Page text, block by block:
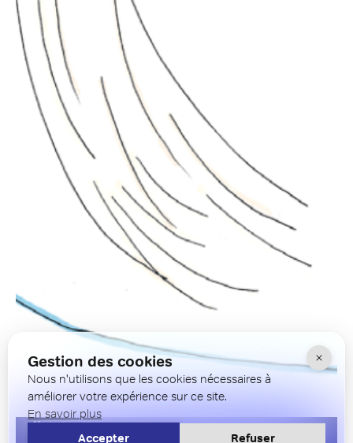
Animation
Gestion des cookies
Nous n'utilisons que les cookies nécessaires à
améliorer votre expérience sur ce site.
En savoir plus
Accepter Refuser